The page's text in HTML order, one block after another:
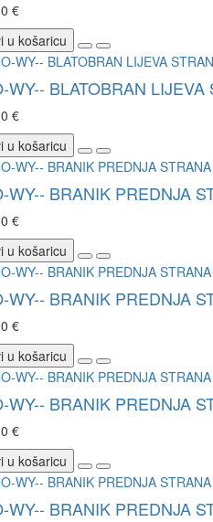
€
u košaricu
WY-- BLATOBRAN
€
u košaricu
WY-- BRANIK PREDNJA
€
u košaricu
WY-- BRANIK PREDNJA
€
u košaricu
WY-- BRANIK PREDNJA
€
u košaricu
WY-- BRANIK PREDNJA